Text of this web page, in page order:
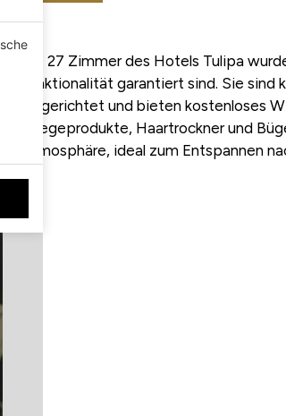
Die 27 Zimmer des Hotels Tulipa
Funktionalität garantiert sind. Sie
eingerichtet und bieten kostenloses
Pflegeprodukte, Haartrockner und
Atmosphäre, ideal zum Entspannen